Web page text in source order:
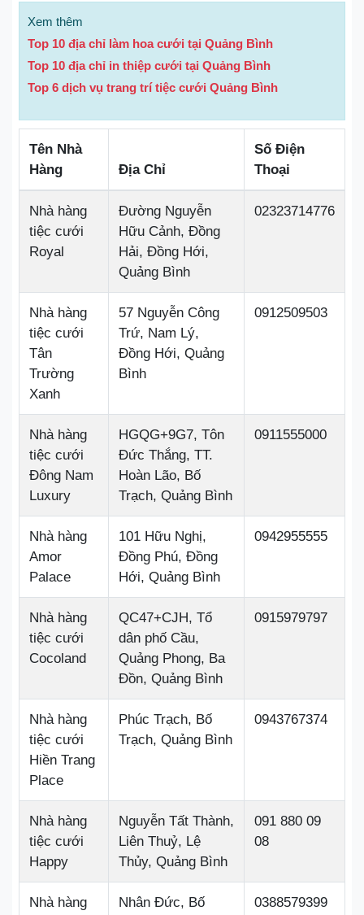
Xem thêm
Top 10 địa chỉ làm hoa cưới tại Quảng Bình
Top 10 địa chỉ in thiệp cưới tại Quảng Bình
Top 6 dịch vụ trang trí tiệc cưới Quảng Bình
Tên Nhà
Hàng
Địa Chỉ
Số Điện
Thoại
Nhà hàng
tiệc cưới
Royal
Đường Nguyễn
Hữu Cảnh, Đồng
Hải, Đồng Hới,
Quảng Bình
02323714776
Nhà hàng
tiệc cưới
Tân
Trường
Xanh
57 Nguyễn Công
Trứ, Nam Lý,
Đồng Hới, Quảng
Bình
0912509503
Nhà hàng
tiệc cưới
Đông Nam
Luxury
HGQG+9G7, Tôn
Đức Thắng, TT.
Hoàn Lão, Bố
Trạch, Quảng Bình
0911555000
Nhà hàng
Amor
Palace
101 Hữu Nghị,
Đồng Phú, Đồng
Hới, Quảng Bình
0942955555
Nhà hàng
tiệc cưới
Cocoland
QC47+CJH, Tổ
dân phố Cầu,
Quảng Phong, Ba
Đồn, Quảng Bình
0915979797
Nhà hàng
tiệc cưới
Hiền Trang
Place
Phúc Trạch, Bố
Trạch, Quảng Bình
0943767374
Nhà hàng
tiệc cưới
Happy
Nguyễn Tất Thành,
Liên Thuỷ, Lệ
Thủy, Quảng Bình
091 880 09
08
Nhà hàng
Nhân Đức, Bố
0388579399